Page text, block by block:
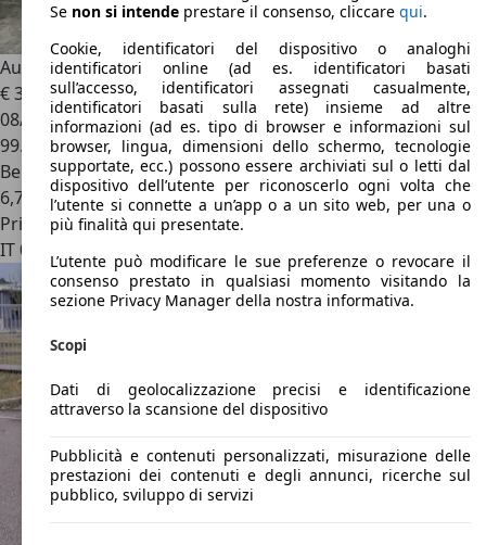
Audi TTSTTS Coupe 2.0 tfsi quattro s-tronic
€ 30.000
08/2015
99.999 km
Benzina
6,7 l/100 km (comb.)
Privato
IT 00181
Se non si intende prestare il consenso, cliccare qui.
Cookie, identificatori del dispositivo o analoghi
identificatori online (ad es. identificatori basati
sull’accesso, identificatori assegnati casualmente,
identificatori basati sulla rete) insieme ad altre
informazioni (ad es. tipo di browser e informazioni sul
browser, lingua, dimensioni dello schermo, tecnologie
supportate, ecc.) possono essere archiviati sul o letti dal
dispositivo dell’utente per riconoscerlo ogni volta che
l’utente si connette a un’app o a un sito web, per una o
più finalità qui presentate.
L’utente può modificare le sue preferenze o revocare il
consenso prestato in qualsiasi momento visitando la
sezione Privacy Manager della nostra informativa.
Scopi
Dati di geolocalizzazione precisi e identificazione
attraverso la scansione del dispositivo
Pubblicità e contenuti personalizzati, misurazione delle
prestazioni dei contenuti e degli annunci, ricerche sul
pubblico, sviluppo di servizi